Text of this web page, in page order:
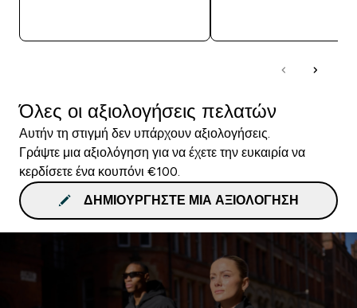
Όλες οι αξιολογήσεις πελατών
Αυτήν τη στιγμή δεν υπάρχουν αξιολογήσεις.
Γράψτε μια αξιολόγηση για να έχετε την ευκαιρία να
κερδίσετε ένα κουπόνι €100.
ΔΗΜΙΟΥΡΓΉΣΤΕ ΜΙΑ ΑΞΙΟΛΌΓΗΣΗ